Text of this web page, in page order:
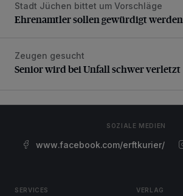
Ehrenamtler sollen gewürdigt werden
Stadt Jüchen bittet um Vorschläge
Ehrenamtler sollen gewürdigt werden
Senior wird bei Unfall schwer verletzt
Zeugen gesucht
Senior wird bei Unfall schwer verletzt
SOZIALE MEDIEN
www.facebook.com/erftkurier/
SERVICES VERLAG